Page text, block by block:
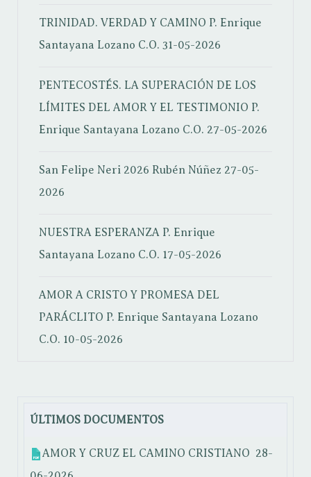
TRINIDAD. VERDAD Y CAMINO P. Enrique
Santayana Lozano C.O. 31-05-2026
PENTECOSTÉS. LA SUPERACIÓN DE LOS
LÍMITES DEL AMOR Y EL TESTIMONIO P.
Enrique Santayana Lozano C.O. 27-05-2026
San Felipe Neri 2026 Rubén Núñez 27-05-
2026
NUESTRA ESPERANZA P. Enrique
Santayana Lozano C.O. 17-05-2026
AMOR A CRISTO Y PROMESA DEL
PARÁCLITO P. Enrique Santayana Lozano
C.O. 10-05-2026
ÚLTIMOS DOCUMENTOS
AMOR Y CRUZ EL CAMINO CRISTIANO 28-